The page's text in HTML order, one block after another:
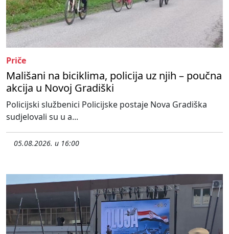
Priče
Mališani na biciklima, policija uz njih – poučna
akcija u Novoj Gradiški
Policijski službenici Policijske postaje Nova Gradiška
sudjelovali su u a...
05.08.2026. u 16:00